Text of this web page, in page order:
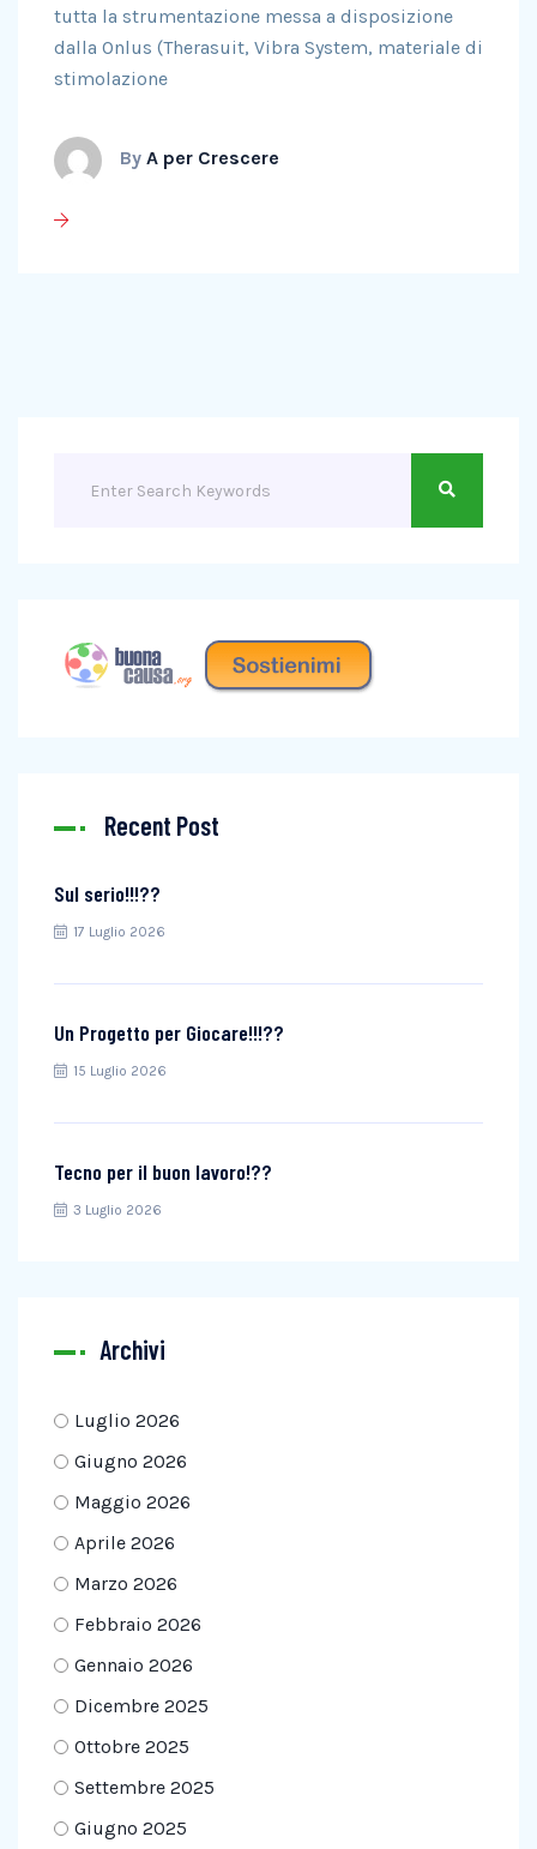
tutta la strumentazione messa a disposizione
dalla Onlus (Therasuit, Vibra System, materiale di
stimolazione
By A per Crescere
Recent Post
Sul serio!!!??
17 Luglio 2026
Un Progetto per Giocare!!!??
15 Luglio 2026
Tecno per il buon lavoro!??
3 Luglio 2026
Archivi
Luglio 2026
Giugno 2026
Maggio 2026
Aprile 2026
Marzo 2026
Febbraio 2026
Gennaio 2026
Dicembre 2025
Ottobre 2025
Settembre 2025
Giugno 2025